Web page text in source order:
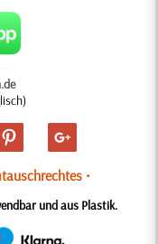
•
und aus Plastik.